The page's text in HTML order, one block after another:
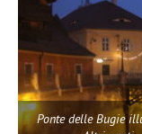
Ponte delle Bugie